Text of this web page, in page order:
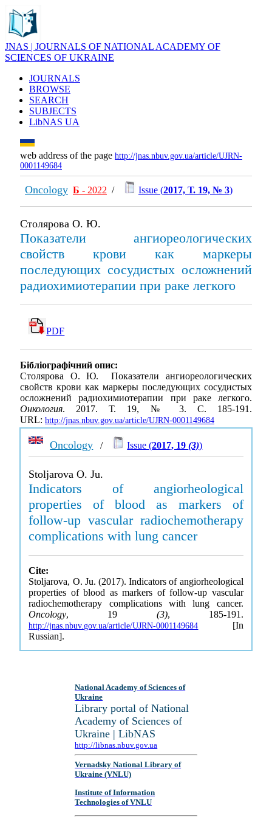
JNAS | JOURNALS OF NATIONAL ACADEMY OF
SCIENCES OF UKRAINE
JOURNALS
BROWSE
SEARCH
SUBJECTS
LibNAS UA
web address of the page http://jnas.nbuv.gov.ua/article/UJRN-
0001149684
Oncology Б - 2022 / Issue (2017, Т. 19, № 3)
Столярова О. Ю.
Показатели ангиореологических
свойств крови как маркеры
последующих сосудистых осложнений
радиохимиотерапии при раке легкого
PDF
Бібліографічний опис:
Столярова О. Ю. Показатели ангиореологических
свойств крови как маркеры последующих сосудистых
осложнений радиохимиотерапии при раке легкого.
Онкология. 2017. Т. 19, № 3. С. 185-191.
URL: http://jnas.nbuv.gov.ua/article/UJRN-0001149684
Oncology / Issue (2017, 19(3))
Stoljarova O. Ju.
Indicators of angiorheological
properties of blood as markers of
follow-up vascular radiochemotherapy
complications with lung cancer
Cite:
Stoljarova, O. Ju. (2017). Indicators of angiorheological
properties of blood as markers of follow-up vascular
radiochemotherapy complications with lung cancer.
Oncology, 19 (3), 185-191.
http://jnas.nbuv.gov.ua/article/UJRN-0001149684 [In
Russian].
National Academy of Sciences of
Ukraine
Library portal of National
Academy of Sciences of
Ukraine | LibNAS
http://libnas.nbuv.gov.ua
Vernadsky National Library of
Ukraine (VNLU)
Institute of Information
Technologies of VNLU